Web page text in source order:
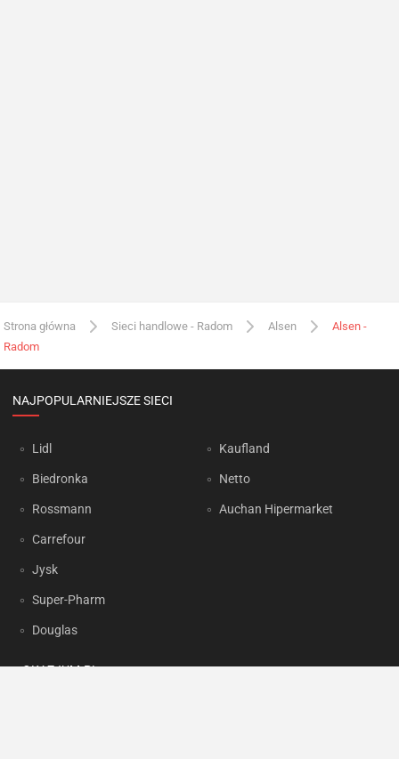
Strona główna Sieci handlowe - Radom Alsen
Alsen -
Radom
NAJPOPULARNIEJSZE SIECI
Lidl
Biedronka
Rossmann
Carrefour
Jysk
Super-Pharm
Douglas
Kaufland
Netto
Auchan Hipermarket
OKAZJUM.PL